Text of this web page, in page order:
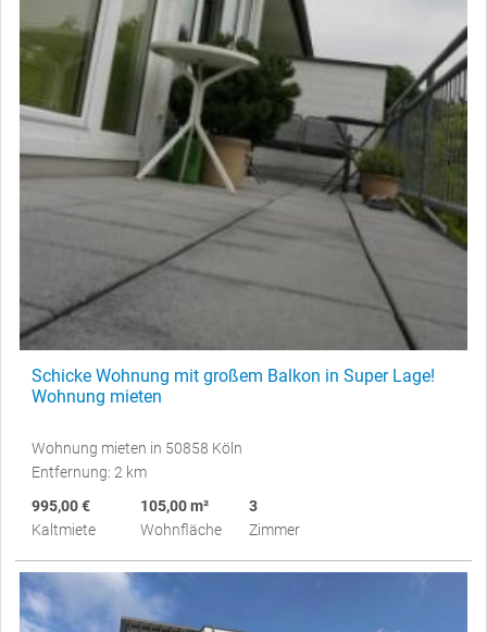
Schicke Wohnung mit großem Balkon in Super Lage!
Wohnung mieten
Wohnung mieten in 50858 Köln
Entfernung: 2 km
995,00 €
Kaltmiete
105,00 m²
Wohnfläche
3
Zimmer